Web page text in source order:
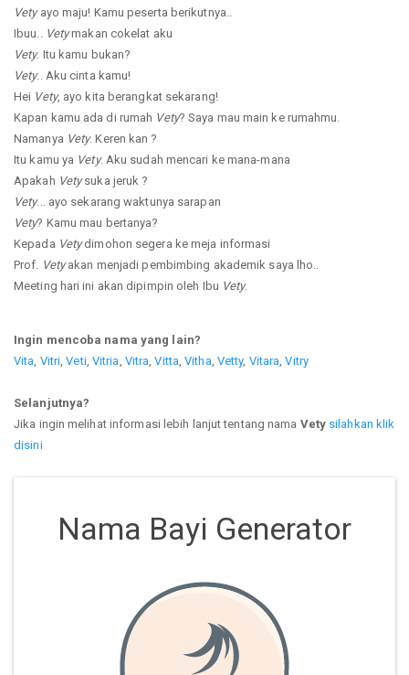
Vetyayo maju! Kamu peserta berikutnya..
Ibuu..
Vetymakan cokelat aku
Vety. Itu kamu bukan?
Vety.. Aku cinta kamu!
Hei Vety, ayo kita berangkat sekarang!
Kapan kamu ada di rumah Vety? Saya mau main ke rumahmu.
Namanya Vety. Keren kan ?
Itu kamu ya Vety. Aku sudah mencari ke mana-mana
Apakah Vetysuka jeruk ?
Vety... ayo sekarang waktunya sarapan
Vety? Kamu mau bertanya?
Kepada Vetydimohon segera ke meja informasi
Prof. Vetyakan menjadi pembimbing akademik saya lho..
Meeting hari ini akan dipimpin oleh Ibu Vety.
Ingin mencoba nama yang lain?
Vita Vitri ,Veti, Vitria Vitra ,Vitta ,Vitha Vetty, Vitara ,Vitry
Selanjutnya?
Jika ingin melihat informasi lebih lanjut tentang nama Vety silahkan klik
disini
Nama Bayi Generator